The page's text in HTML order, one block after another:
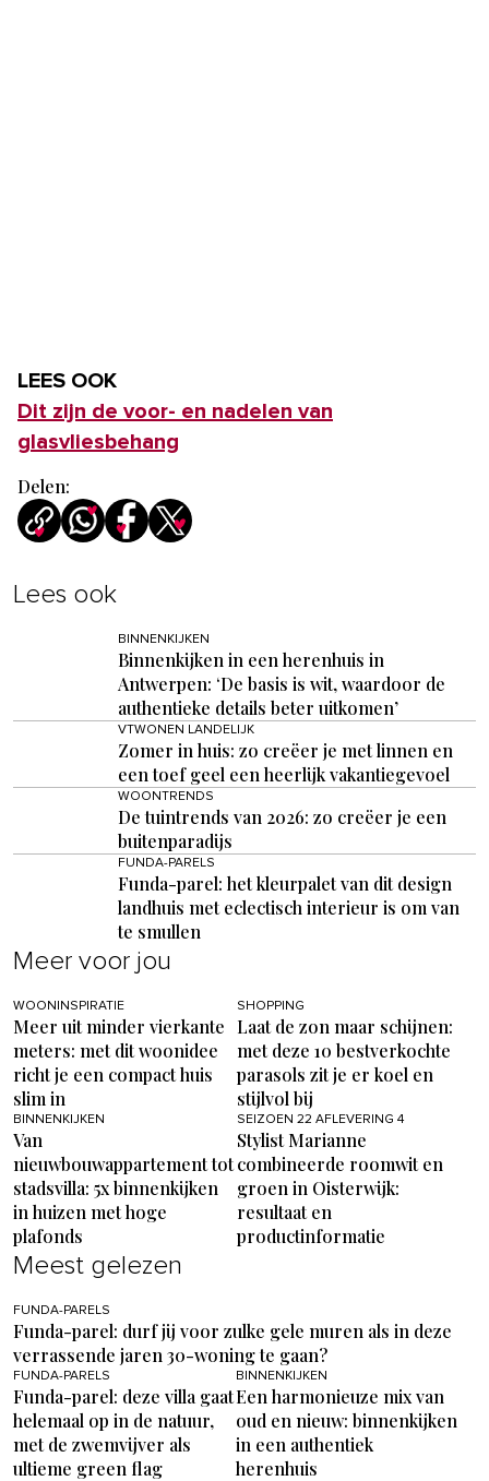
LEES OOK
Dit zijn de voor- en nadelen van
glasvliesbehang
Delen:
Lees ook
BINNENKIJKEN
Binnenkijken in een herenhuis in
Antwerpen: ‘De basis is wit, waardoor de
authentieke details beter uitkomen’
VTWONEN LANDELIJK
Zomer in huis: zo creëer je met linnen en
een toef geel een heerlijk vakantiegevoel
WOONTRENDS
De tuintrends van 2026: zo creëer je een
buitenparadijs
FUNDA-PARELS
Funda-parel: het kleurpalet van dit design
landhuis met eclectisch interieur is om van
te smullen
Meer voor jou
WOONINSPIRATIE
Meer uit minder vierkante
meters: met dit woonidee
richt je een compact huis
slim in
SHOPPING
Laat de zon maar schijnen:
met deze 10 bestverkochte
parasols zit je er koel en
stijlvol bij
BINNENKIJKEN
Van
nieuwbouwappartement tot
stadsvilla: 5x binnenkijken
in huizen met hoge
plafonds
SEIZOEN 22 AFLEVERING 4
Stylist Marianne
combineerde roomwit en
groen in Oisterwijk:
resultaat en
productinformatie
Meest gelezen
FUNDA-PARELS
Funda-parel: durf jij voor zulke gele muren als in deze
verrassende jaren 30-woning te gaan?
FUNDA-PARELS
Funda-parel: deze villa gaat
helemaal op in de natuur,
met de zwemvijver als
ultieme green flag
BINNENKIJKEN
Een harmonieuze mix van
oud en nieuw: binnenkijken
in een authentiek
herenhuis